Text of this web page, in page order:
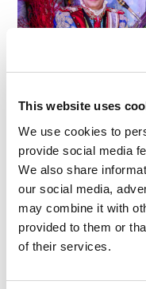
This website uses
We use cookies to
provide social media
We also share
our social media,
may combine it with
provided to them or
of their services.